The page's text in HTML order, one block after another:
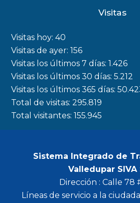
o
k
a
m
r
Visitas
Visitas hoy:40
Visitas de ayer:156
Visitas los últimos 7 días:1.426
Visitas los últimos 30 días:5.212
Visitas los últimos 365 días:
Total de visitas:295.819
Total visitantes:155.945
Sistema Integrado de
Valledupar SIVA
Dirección : Calle 78
Líneas de servicio a la